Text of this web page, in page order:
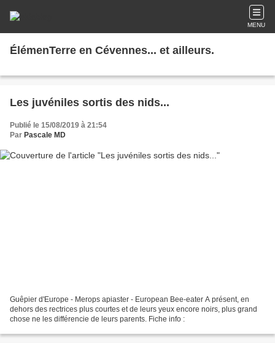
MENU
ÉlémenTerre en Cévennes... et ailleurs.
Les juvéniles sortis des nids...
Publié le 15/08/2019 à 21:54
Par Pascale MD
Guêpier d'Europe - Merops apiaster - European Bee-eater A présent, en
dehors des rectrices plus courtes et de leurs yeux encore noirs, plus grand
chose ne les différencie de leurs parents. Fiche info :